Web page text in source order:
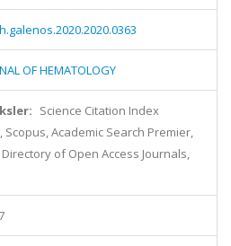
OF HEMATOLOGY
Science Citation Index
Scopus, Academic Search Premier,
Directory of Open Access Journals,